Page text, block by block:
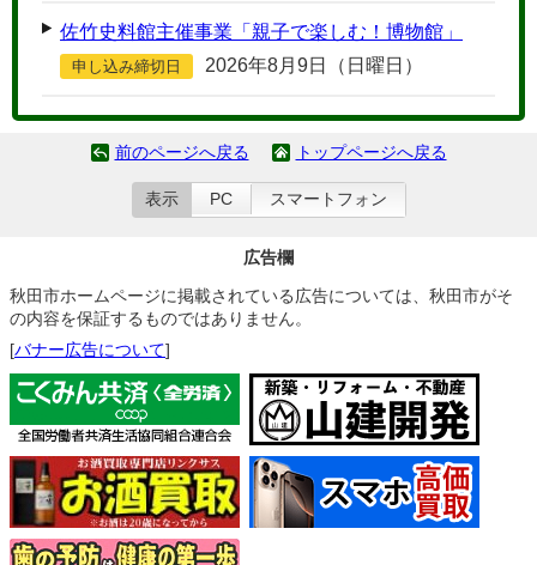
佐竹史料館主催事業「親子で楽しむ！博物館」
申し込み締切日 2026年8月9日（日曜日）
前のページへ戻る トップページへ戻る
表示 PC スマートフォン
広告欄
秋田市ホームページに掲載されている広告については、秋田市がそ
の内容を保証するものではありません。
[バナー広告について]